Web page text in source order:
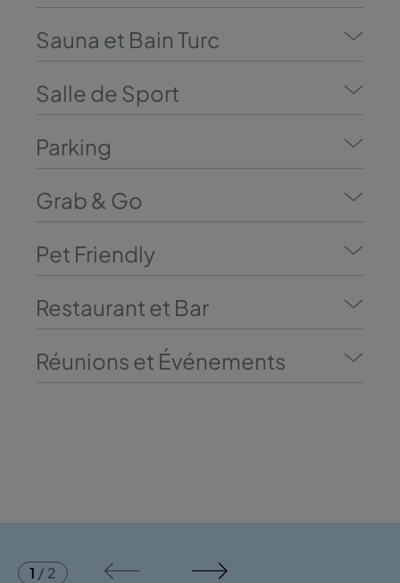
Sauna et Bain Turc
Salle de Sport
Parking
Grab & Go
Pet Friendly
Restaurant et Bar
Réunions et Événements
1 / 2